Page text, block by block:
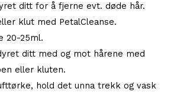
ditt for å fjerne evt. døde hår.
klut med PetalCleanse.
20-25ml.
ditt med og mot hårene med
eller kluten.
hold det unna trekk og vask